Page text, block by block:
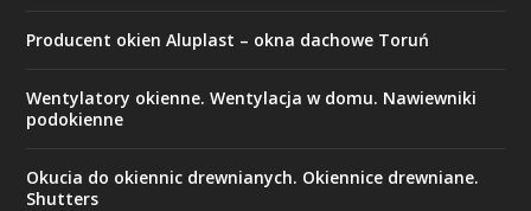
Producent okien Aluplast – okna dachowe Toruń
Wentylatory okienne. Wentylacja w domu. Nawiewniki
podokienne
Okucia do okiennic drewnianych. Okiennice drewniane.
Shutters